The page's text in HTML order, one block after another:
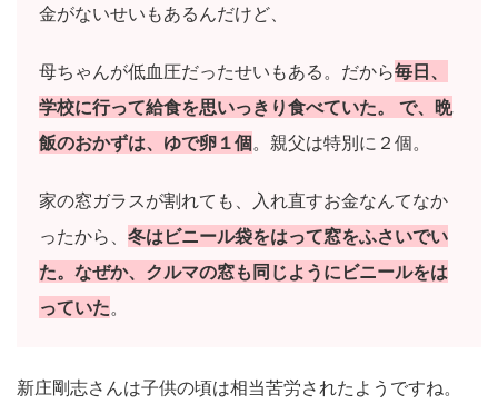
金がないせいもあるんだけど、
母ちゃんが低血圧だったせいもある。だから毎日、
学校に行って給食を思いっきり食べていた。 で、 晩
飯のおかずは、ゆで卵１個。親父は特別に２個。
家の窓ガラスが割れても、入れ直すお金なんてなか
ったから、 冬はビニール袋をはって窓をふさいでい
た。なぜか、クルマの窓も同じようにビニールをは
っていた。
新庄剛志さんは子供の頃は相当苦労されたようですね。